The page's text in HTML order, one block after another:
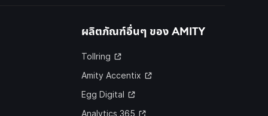
ผลิตภัณฑ์อื่นๆ ของ AMITY
Tollring
Amity Accentix
Egg Digital
Analytics 365